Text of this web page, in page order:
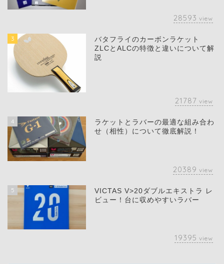
28593 view
3
バタフライのカーボンラケット
ZLCとALCの特徴と違いについて解
説
21787 view
4
ラケットとラバーの最適な組み合わ
せ（相性）について徹底解説！
20389 view
5
VICTAS V>20ダブルエキストラ レ
ビュー！台に収めやすいラバー
19395 view